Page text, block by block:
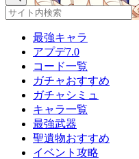
最強キャラ
アプデ7.0
コード一覧
ガチャおすすめ
ガチャシミュ
キャラ一覧
最強武器
聖遺物おすすめ
イベント攻略